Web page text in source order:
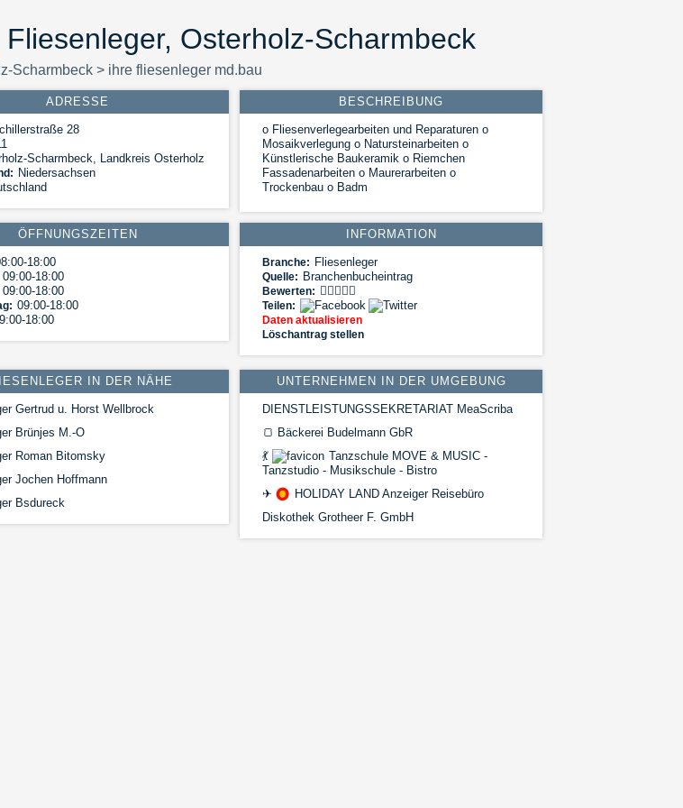
Osterholz-Scharmbeck
Scharmbeck> ihre fliesenleger md.bau
ADRESSE
28
Scharmbeck, Landkreis Osterholz
Niedersachsen
BESCHREIBUNG
o Fliesenverlegearbeiten und Reparaturen o
Mosaikverlegung o Natursteinarbeiten o
Künstlerische Baukeramik o Riemchen
Fassadenarbeiten o Maurerarbeiten o
Trockenbau o Badm
ÖFFNUNGSZEITEN
18:00
09:00-18:00
09:00-18:00
09:00-18:00
18:00
INFORMATION
Branche: Fliesenleger
Quelle: Branchenbucheintrag
Bewerten:
Teilen:
Daten aktualisieren
Löschantrag stellen
IN DER NÄHE
Gertrud u. Horst Wellbrock
Brünjes M.-O
Roman Bitomsky
Jochen Hoffmann
Bsdureck
UNTERNEHMEN IN DER UMGEBUNG
DIENSTLEISTUNGSSEKRETARIAT MeaScriba
🍞 Bäckerei Budelmann GbR
💃
Tanzschule MOVE & MUSIC -
Tanzstudio - Musikschule - Bistro
✈
HOLIDAY LAND Anzeiger Reisebüro
Diskothek Grotheer F. GmbH